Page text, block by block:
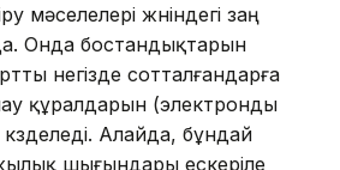
мәселелері жөніндегі заң
Онда бостандықтарын
негізде сотталғандарға
құралдарын (электронды
көзделеді. Алайда, бұндай
шығындары ескеріле